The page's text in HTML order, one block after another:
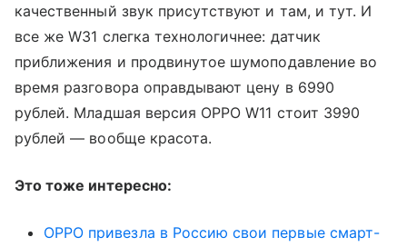
качественный звук присутствуют и там, и тут. И
все же W31 слегка технологичнее: датчик
приближения и продвинутое шумоподавление во
время разговора оправдывают цену в 6990
рублей. Младшая версия OPPO W11 стоит 3990
рублей — вообще красота.
Это тоже интересно:
OPPO привезла в Россию свои первые смарт-